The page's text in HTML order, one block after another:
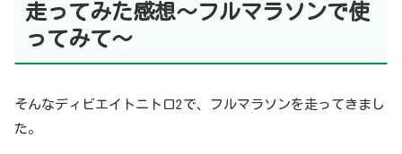
走ってみた感想〜フルマラソンで使
ってみて〜
そんなディビエイトニトロ2で、フルマラソンを走ってきまし
た。